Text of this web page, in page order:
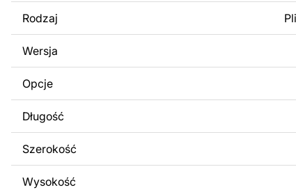
Za dodatkową opłatą możemy dostosować projekt
obrazów lub logo Twojej firmy albo wprowadzenie
Twoich potrzeb. Jeśli potrzebujesz indywidualnego
produktu, skontaktuj się z nami.
Jeśli masz jakiekolwiek pytania lub potrzebujesz
w dowolnym momencie – zawsze chętnie pomożemy.
Rodzaj
Wersja
Opcje
Długość
Szerokość
Wysokość